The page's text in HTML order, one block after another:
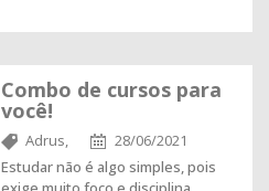
Combo de cursos para
você!
Adrus,
28/06/2021
Estudar não é algo simples, pois